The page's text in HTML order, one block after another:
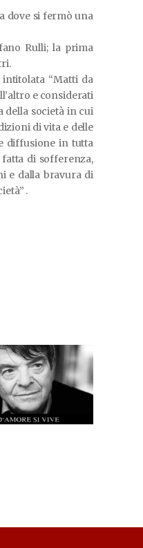
dove si fermò una
Rulli; la prima
“Matti da
e considerati
società in cui
di vita e delle
diffusione in tutta
di sofferenza,
e dalla bravura di
.